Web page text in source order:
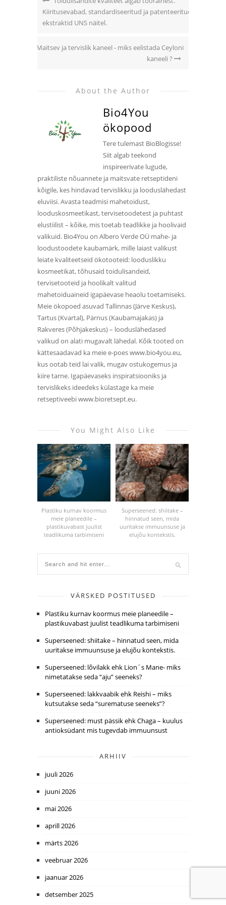
Kiiritusevabad, standardiseeritud ja patenteeritud
ekstraktid UNS näitel.
Maitsev ja tervislik kaneel - miks eelistada Ceyloni
kaneeli ?
About the Author
Bio4You
ökopood
Tere tulemast BioBlogisse!
Siit algab teekond
inspireerivate lugude,
praktiliste nõuannete ja maitsvate retseptideni
kõigile, kes hindavad tervislikku ja looduslähedast
eluviisi. Avasta teadmisi mahetoidust,
looduskosmeetikast, tervisetoodetest ja puhtast
elustiilist – kõike, mis toetab teadlikke ja hoolivaid
valikuid. Bio4You on Albero Verde OÜ mahe- ja
loodustoodete kaubamärk, mille laiast valikust
leiate kvaliteetseid ökotooteid: looduslikku
kosmeetikat, tõhusaid toidulisandeid,
tervisetooteid ja hoolikalt valitud
mahetoiduaineid igapäevase heaolu toetamiseks.
Meie ökopoed asuvad Tallinnas (Järve Keskus),
Tartus (Kvartal), Pärnus (Kaubamajakas) ja
Rakveres (Põhjakeskus) – looduslähedased
valikud on alati mugavalt lähedal. Kõik tooted on
kättesaadavad ka meie e-poes www.bio4you.eu,
kus ootab teid lai valik, mugav ostukogemus ja
kiire tarne. Igapäevaseks inspiratsiooniks ja
tervislikeks ideedeks külastage ka meie
retseptiveebi www.bioretsept.eu.
You Might Also Like
Plastiku kurnav koormus
meie planeedile –
plastikuvabast juulist
teadlikuma tarbimiseni
Superseened: shiitake –
hinnatud seen, mida
uuritakse immuunsuse ja
elujõu kontekstis.
VÄRSKED POSTITUSED
Plastiku kurnav koormus meie planeedile –
plastikuvabast juulist teadlikuma tarbimiseni
Superseened: shiitake – hinnatud seen, mida
uuritakse immuunsuse ja elujõu kontekstis.
Superseened: lõvilakk ehk Lion´s Mane- miks
nimetatakse seda “aju” seeneks?
Superseened: lakkvaabik ehk Reishi – miks
kutsutakse seda “surematuse seeneks”?
Superseened: must pässik ehk Chaga – kuulus
antioksüdant mis tugevdab immuunsust
ARHIIV
juuli 2026
juuni 2026
mai 2026
aprill 2026
märts 2026
veebruar 2026
jaanuar 2026
detsember 2025